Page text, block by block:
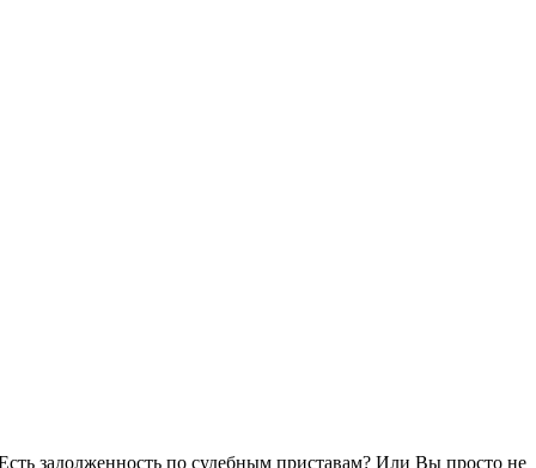
задолженность по судебным приставам? Или Вы просто не